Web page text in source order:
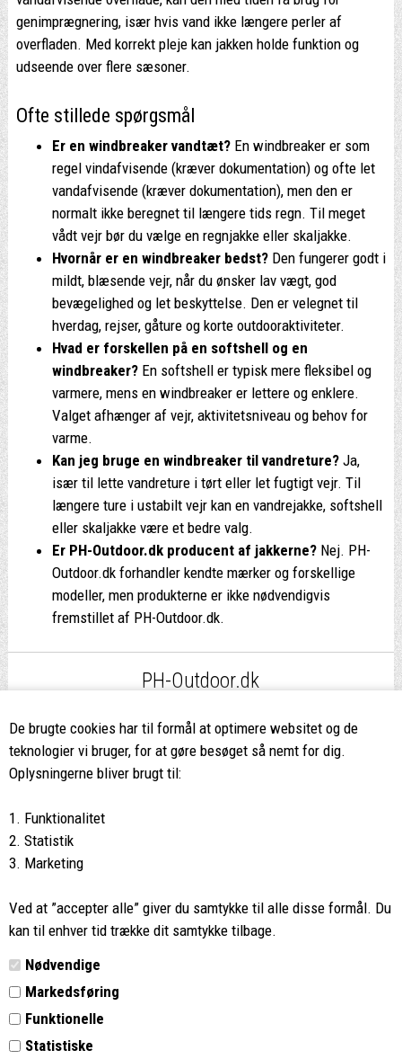
De brugte cookies har til formål at optimere websitet og de
teknologier vi bruger, for at gøre besøget så nemt for dig.
Oplysningerne bliver brugt til:
1. Funktionalitet
2. Statistik
3. Marketing
Ved at ”accepter alle” giver du samtykke til alle disse formål. Du
kan til enhver tid trække dit samtykke tilbage.
Nødvendige
Markedsføring
Funktionelle
Statistiske
genimprægnering, især hvis vand ikke længere perler af
overfladen. Med korrekt pleje kan jakken holde funktion og
udseende over flere sæsoner.
Ofte stillede spørgsmål
Er en windbreaker vandtæt?En windbreaker er som
regel vindafvisende (kræver dokumentation) og ofte let
vandafvisende (kræver dokumentation), men den er
normalt ikke beregnet til længere tids regn. Til meget
vådt vejr bør du vælge en regnjakke eller skaljakke.
Hvornår er en windbreaker bedst?Den fungerer godt i
mildt, blæsende vejr, når du ønsker lav vægt, god
bevægelighed og let beskyttelse. Den er velegnet til
hverdag, rejser, gåture og korte outdooraktiviteter.
Hvad er forskellen på en softshell og en
windbreaker?En softshell er typisk mere fleksibel og
varmere, mens en windbreaker er lettere og enklere.
Valget afhænger af vejr, aktivitetsniveau og behov for
varme.
Kan jeg bruge en windbreaker til vandreture?Ja,
især til lette vandreture i tørt eller let fugtigt vejr. Til
længere ture i ustabilt vejr kan en vandrejakke, softshell
eller skaljakke være et bedre valg.
Er PH-Outdoor.dk producent af jakkerne?Nej. PH-
Outdoor.dk forhandler kendte mærker og forskellige
modeller, men produkterne er ikke nødvendigvis
fremstillet af PH-Outdoor.dk.
PH-Outdoor.dk
ved køb over 499,-*
8662 2113
Vi glæder os til at se dig